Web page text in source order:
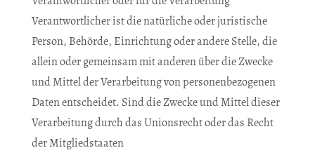
Verantwortlicher ist die natürliche oder juristische
Person, Behörde, Einrichtung oder andere Stelle, die
allein oder gemeinsam mit anderen über die Zwecke
und Mittel der Verarbeitung von personenbezogenen
Daten entscheidet. Sind die Zwecke und Mittel dieser
Verarbeitung durch das Unionsrecht oder das Recht
der Mitgliedstaaten